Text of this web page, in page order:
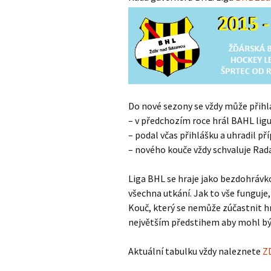
Calder Cup 2013/2014
Obecní liga
Do nové sezony se vždy může
– v předchozím roce hrál BAHL ligu
– podal včas přihlášku a uhradil
– nového kouče vždy schvaluje
Liga BHL se hraje jako
všechna utkání. Jak to vše
Kouč, který se nemůže zúčastnit
největším předstihem aby mohl
Aktuální tabulku vždy naleznete